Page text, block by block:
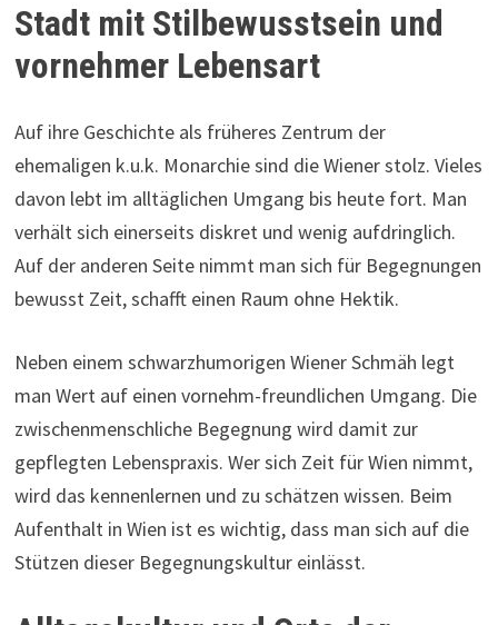
Stadt mit Stilbewusstsein und
vornehmer Lebensart
Auf ihre Geschichte als früheres Zentrum der
ehemaligen k.u.k. Monarchie sind die Wiener stolz. Vieles
davon lebt im alltäglichen Umgang bis heute fort. Man
verhält sich einerseits diskret und wenig aufdringlich.
Auf der anderen Seite nimmt man sich für Begegnungen
bewusst Zeit, schafft einen Raum ohne Hektik.
Neben einem schwarzhumorigen Wiener Schmäh legt
man Wert auf einen vornehm-freundlichen Umgang. Die
zwischenmenschliche Begegnung wird damit zur
gepflegten Lebenspraxis. Wer sich Zeit für Wien nimmt,
wird das kennenlernen und zu schätzen wissen. Beim
Aufenthalt in Wien ist es wichtig, dass man sich auf die
Stützen dieser Begegnungskultur einlässt.